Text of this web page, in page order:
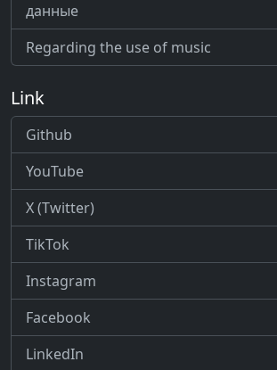
данные
Regarding the use of music
Link
Github
YouTube
X (Twitter)
TikTok
Instagram
Facebook
LinkedIn